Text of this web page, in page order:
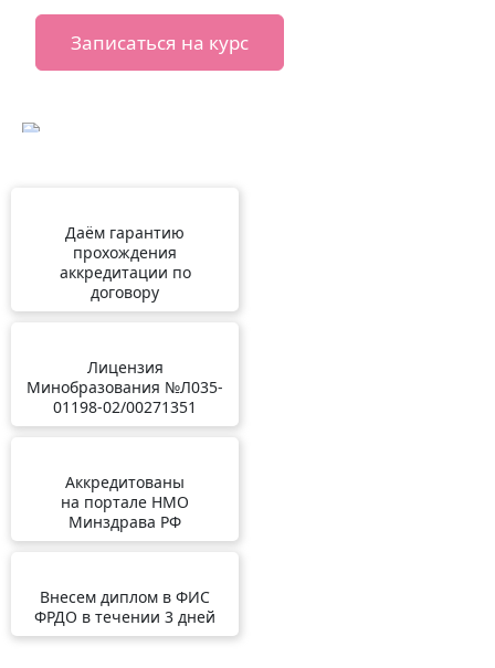
Записаться на курс
Даём гарантию
прохождения
аккредитации по
договору
Лицензия
Минобразования №Л035-
01198-02/00271351
Аккредитованы
на портале НМО
Минздрава РФ
Внесем диплом в ФИС
ФРДО в течении 3 дней